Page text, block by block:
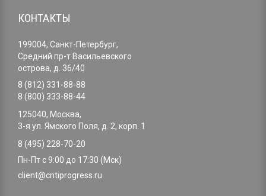
КОНТАКТЫ
199004, Санкт-Петербург,
Средний пр-т Васильевского
острова, д. 36/40
8 (812) 331-88-88
8 (800) 333-88-44
125040, Москва,
3-я ул. Ямского Поля, д. 2, корп. 1
8 (495) 228-70-20
Пн-Пт с 9:00 до 17:30 (Мск)
client@cntiprogress.ru